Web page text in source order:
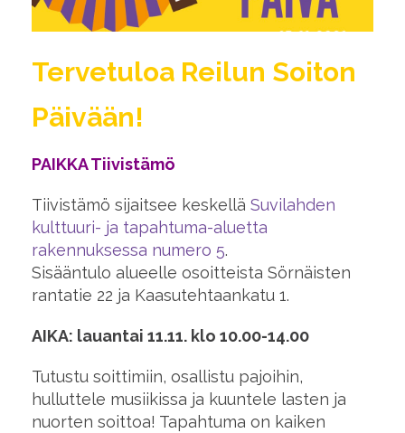
Tervetuloa Reilun Soiton
Päivään!
PAIKKA Tiivistämö
Tiivistämö sijaitsee keskellä Suvilahden
kulttuuri- ja tapahtuma-aluetta
rakennuksessa numero 5.
Sisääntulo alueelle osoitteista Sörnäisten
rantatie 22 ja Kaasutehtaankatu 1.
AIKA: lauantai 11.11. klo 10.00-14.00
Tutustu soittimiin, osallistu pajoihin,
hulluttele musiikissa ja kuuntele lasten ja
nuorten soittoa! Tapahtuma on kaiken